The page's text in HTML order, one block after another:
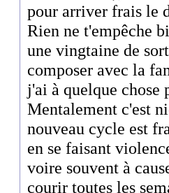
pour arriver frais le
Rien ne t'empêche
une vingtaine de
composer avec la
j'ai à quelque chose
Mentalement c'est
nouveau cycle est
en se faisant
voire souvent à
courir toutes les